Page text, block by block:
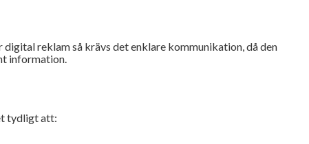
reklam så krävs det enklare kommunikation, då den
information.
tydligt att: